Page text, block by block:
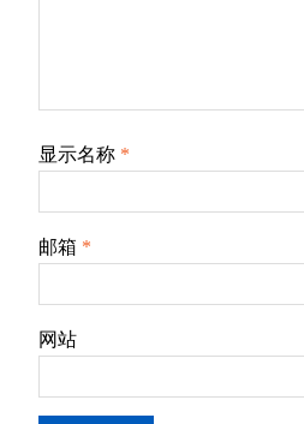
显示名称 *
邮箱 *
网站